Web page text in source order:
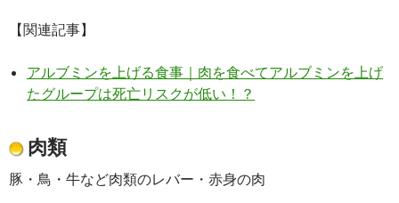
【関連記事】
アルブミンを上げる食事｜肉を食べてアルブミンを上げ
たグループは死亡リスクが低い！？
肉類
豚・鳥・牛など肉類のレバー・赤身の肉